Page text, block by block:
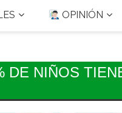
OPINIÓN
DE NIÑOS